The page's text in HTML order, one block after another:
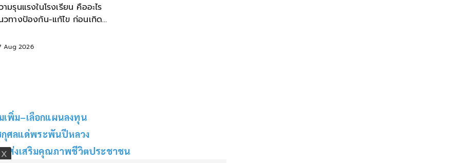
ามรุนแรงในโรงเรียน คืออะไร
วทางป้องกัน-แก้ไข ก่อนเกิด
Aug 2026
พิ่ม–เลือกแผนลงทุน
กุศลแด่พระพันปีหลวง
ยส่งเสริมคุณภาพชีวิตประชาชน